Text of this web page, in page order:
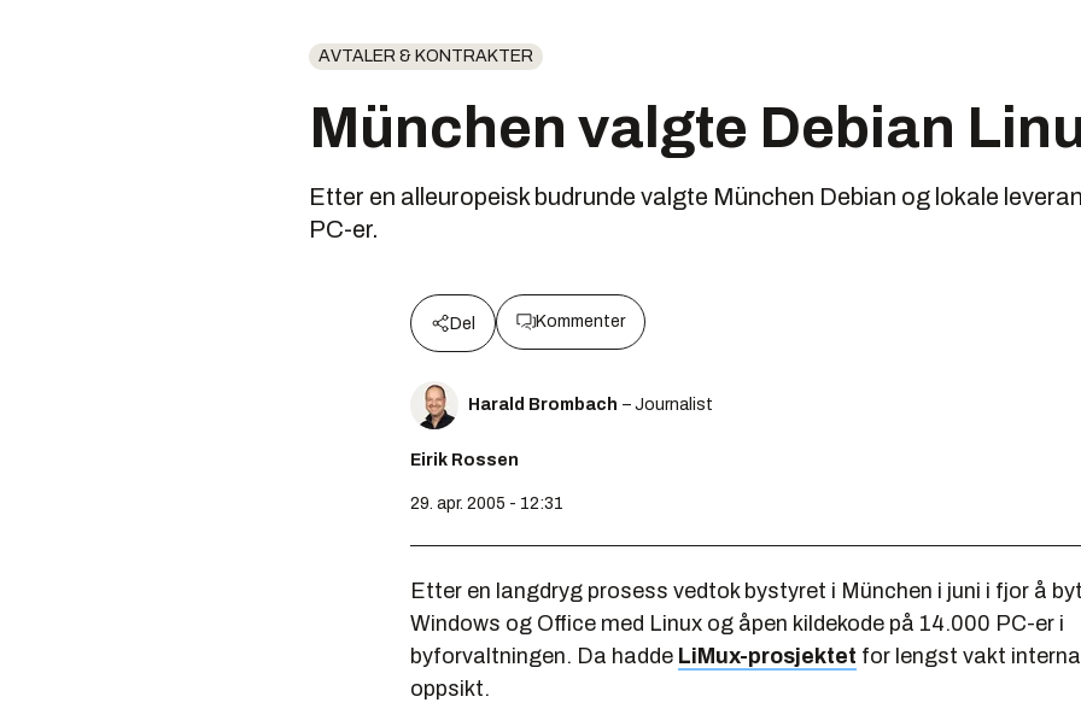
AVTALER & KONTRAKTER
München valgte Debian
Etter en alleuropeisk budrunde valgte München Debian og lokale
PC-er.
Del Kommenter
Harald Brombach – Journalist
Eirik Rossen
29. apr. 2005 - 12:31
Etter en langdryg prosess vedtok bystyret i München i juni i fjor å
Windows og Office med Linux og åpen kildekode på 14.000 PC-er i
byforvaltningen. Da hadde LiMux-prosjektet for lengst vakt
oppsikt.